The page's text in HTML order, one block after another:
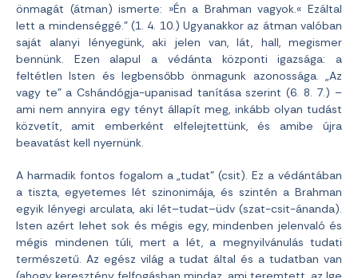
önmagát (átman) ismerte: »Én a Brahman vagyok.« Ezáltal
lett a mindenséggé.” (1. 4. 10.) Ugyanakkor az átman valóban
saját alanyi lényegünk, aki jelen van, lát, hall, megismer
bennünk. Ezen alapul a védánta központi igazsága: a
feltétlen Isten és legbensőbb önmagunk azonossága. „Az
vagy te” a Cshándógja-upanisad tanítása szerint (6. 8. 7.) –
ami nem annyira egy tényt állapít meg, inkább olyan tudást
közvetít, amit emberként elfelejtettünk, és amibe újra
beavatást kell nyernünk.
A harmadik fontos fogalom a „tudat” (csit). Ez a védántában
a tiszta, egyetemes lét szinonimája, és szintén a Brahman
egyik lényegi arculata, aki lét–tudat–üdv (szat-csit-ánanda).
Isten azért lehet sok és mégis egy, mindenben jelenvaló és
mégis mindenen túli, mert a lét, a megnyilvánulás tudati
természetű. Az egész világ a tudat által és a tudatban van